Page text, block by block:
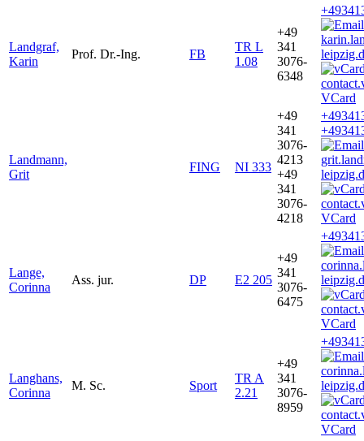
Landgraf,
Karin
Prof. Dr.-Ing. FB
TR L
1.08
+49
341
3076-
6348
VCard
Landmann,
Grit
FING NI 333
+49
341
3076-
4213
+49
341
3076-
4218
VCard
Lange,
Corinna
Ass. jur. DP E2 205
+49
341
3076-
6475
VCard
Langhans,
Corinna
M. Sc. Sport
TR A
2.21
+49
341
3076-
8959
VCard